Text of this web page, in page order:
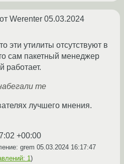
от Werenter 05.03.2024
эти утилиты отсутствуют в
сам пакетный менеджер
работает.
те
лучшего мнения.
+00:00
grem 05.03.2024 16:17:47
1)